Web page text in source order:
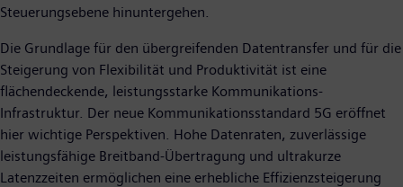
Steuerungsebene hinuntergehen.
Die Grundlage für den übergreifenden Datentransfer und für die
Steigerung von Flexibilität und Produktivität ist eine
flächendeckende, leistungsstarke Kommunikations-
Infrastruktur. Der neue Kommunikationsstandard 5G eröffnet
hier wichtige Perspektiven. Hohe Datenraten, zuverlässige
leistungsfähige Breitband-Übertragung und ultrakurze
Latenzzeiten ermöglichen eine erhebliche Effizienzsteigerung